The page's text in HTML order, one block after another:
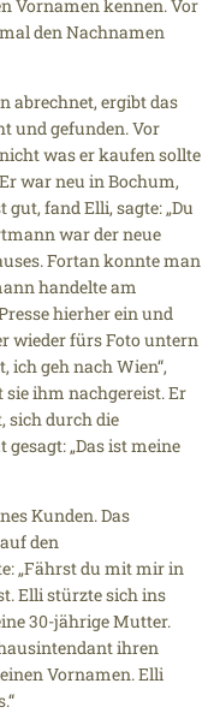
Vornamen kennen. Vor
den Nachnamen
abrechnet, ergibt das
und gefunden. Vor
was er kaufen sollte
war neu in Bochum,
fand Elli, sagte: „Du
war der neue
Fortan konnte man
handelte am
hierher ein und
wieder fürs Foto untern
ich geh nach Wien“,
ihm nachgereist. Er
sich durch die
„Das ist meine
Kunden. Das
den
„Fährst du mit mir in
Elli stürzte sich ins
30-jährige Mutter.
ihren
Vornamen. Elli